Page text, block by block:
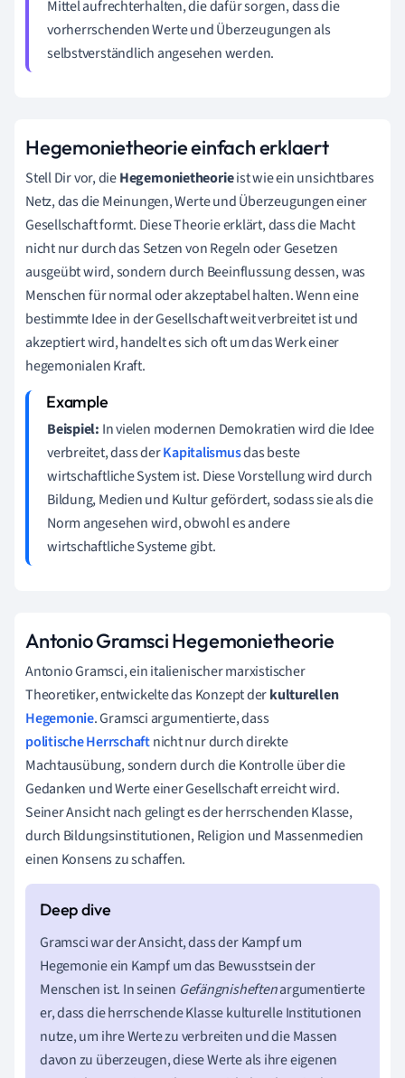
Mittel aufrechterhalten, die dafür sorgen, dass die
vorherrschenden Werte und Überzeugungen als
selbstverständlich angesehen werden.
Hegemonietheorie einfach erklaert
Stell Dir vor, dieHegemonietheorieist wie ein unsichtbares
Netz, das die Meinungen, Werte und Überzeugungen einer
Gesellschaft formt. Diese Theorie erklärt, dass die Macht
nicht nur durch das Setzen von Regeln oder Gesetzen
ausgeübt wird, sondern durch Beeinflussung dessen, was
Menschen für normal oder akzeptabel halten. Wenn eine
bestimmte Idee in der Gesellschaft weit verbreitet ist und
akzeptiert wird, handelt es sich oft um das Werk einer
hegemonialen Kraft.
Beispiel: In vielen modernen Demokratien wird die Idee
verbreitet, dass derKapitalismusdas beste
wirtschaftliche System ist. Diese Vorstellung wird durch
Bildung, Medien und Kultur gefördert, sodass sie als die
Norm angesehen wird, obwohl es andere
wirtschaftliche Systeme gibt.
Antonio Gramsci Hegemonietheorie
Antonio Gramsci, ein italienischer marxistischer
Theoretiker, entwickelte das Konzept derkulturellen
Hegemonie. Gramsci argumentierte, dass
politische Herrschaftnicht nur durch direkte
Machtausübung, sondern durch die Kontrolle über die
Gedanken und Werte einer Gesellschaft erreicht wird.
Seiner Ansicht nach gelingt es der herrschenden Klasse,
durch Bildungsinstitutionen, Religion und Massenmedien
einen Konsens zu schaffen.
Gramsci war der Ansicht, dass der Kampf um
Hegemonie ein Kampf um das Bewusstsein der
Menschen ist. In seinen Gefängnisheftenargumentierte
er, dass die herrschende Klasse kulturelle Institutionen
nutze, um ihre Werte zu verbreiten und die Massen
davon zu überzeugen, diese Werte als ihre eigenen